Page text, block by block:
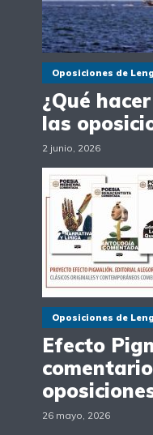
Oposiciones de
¿Qué
las
2 junio, 2026
Oposiciones de
Efecto
26 mayo, 2026